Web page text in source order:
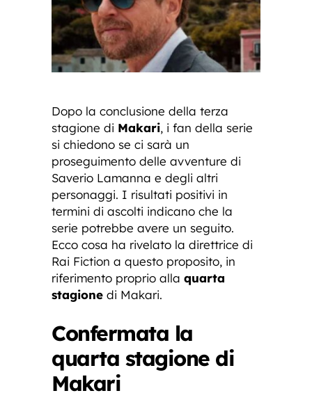
Dopo la conclusione della terza
stagione di Makari, i fan della serie
si chiedono se ci sarà un
proseguimento delle avventure di
Saverio Lamanna e degli altri
personaggi. I risultati positivi in
termini di ascolti indicano che la
serie potrebbe avere un seguito.
Ecco cosa ha rivelato la direttrice di
Rai Fiction a questo proposito, in
riferimento proprio alla quarta
stagione di Makari.
Confermata la
quarta stagione di
Makari